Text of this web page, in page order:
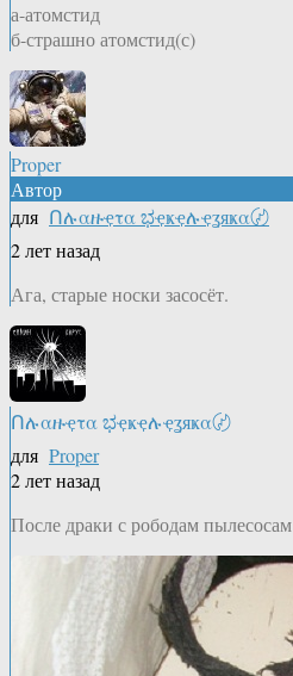
а-атомстид
б-страшно атомстид(с)
Proper
Автор
для Ոሉαዙҿτα ಭҿҝҿሉҿʓяҝα〄
2 лет назад
Ага, старые носки засосёт.
Ոሉαዙҿτα ಭҿҝҿሉҿʓяҝα〄
для Proper
2 лет назад
После драки с рободам пылесосам